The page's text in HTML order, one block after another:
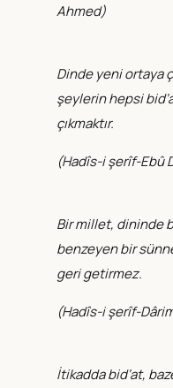
Ahmed)
Dinde yeni ortaya
şeylerin hepsi
çıkmaktır.
(Hadîs-i şerîf-Ebû
Bir millet, dininde
benzeyen bir
geri getirmez.
(Hadîs-i şerîf-
İtikadda bid‘at,